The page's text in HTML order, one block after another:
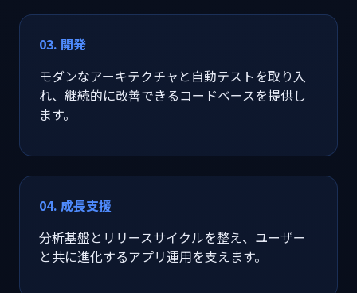
03. 開発
モダンなアーキテクチャと自動テストを取り入
れ、継続的に改善できるコードベースを提供し
ます。
04. 成長支援
分析基盤とリリースサイクルを整え、ユーザー
と共に進化するアプリ運用を支えます。